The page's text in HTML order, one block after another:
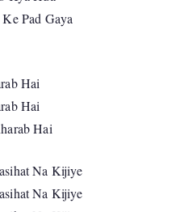
Pad Gaya
Hai
Hai
Hai
Na Kijiye
Na Kijiye